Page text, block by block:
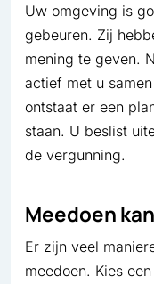
Uw omgeving is
gebeuren. Zij
mening te geven.
actief met u
ontstaat er een
staan. U beslist
de vergunning.
Meedoen
Er zijn veel
meedoen. Kies